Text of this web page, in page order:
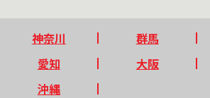
神奈川
群馬
愛知
大阪
沖縄